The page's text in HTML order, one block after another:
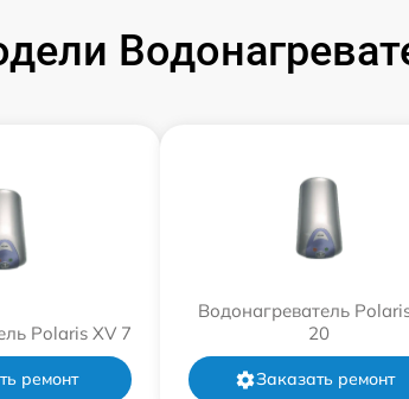
Polaris XV 7
ремонт
Водонагреватель
20
Заказать ремонт